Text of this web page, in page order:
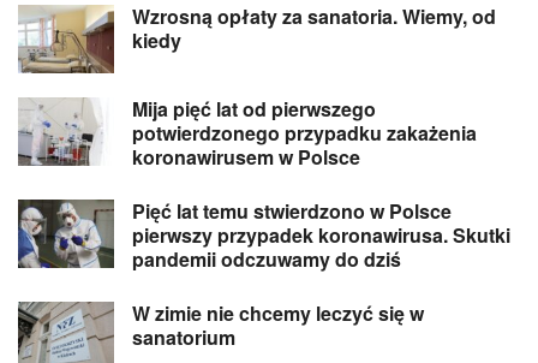
Wzrosną opłaty za sanatoria. Wiemy, od
kiedy
Mija pięć lat od pierwszego
potwierdzonego przypadku zakażenia
koronawirusem w Polsce
Pięć lat temu stwierdzono w Polsce
pierwszy przypadek koronawirusa. Skutki
pandemii odczuwamy do dziś
W zimie nie chcemy leczyć się w
sanatorium